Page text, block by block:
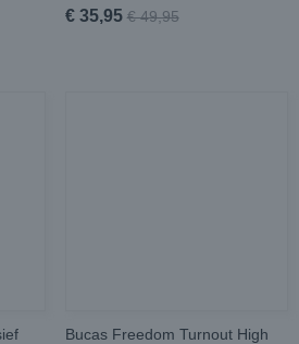
€ 35,95 € 49,95
Bucas Freedom Turnout High